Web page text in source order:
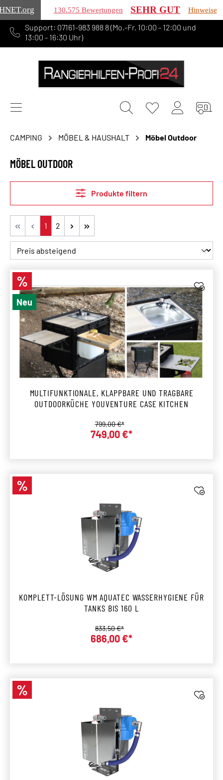
.org 130.575 Bewertungen SEHR GUT Hinweise
springen
Support: 07161-983 988 8 (Mo.-Fr. 10:00 - 12:00 und
13:00 - 16:30 Uhr)
CAMPING MÖBEL & HAUSHALT Möbel Outdoor
MÖBEL OUTDOOR
Produkte filtern
Seite
1 Seite
2
Rabatt
%
Neu
MULTIFUNKTIONALE, KLAPPBARE UND TRAGBARE
OUTDOORKÜCHE YOUVENTURE CASE KITCHEN
Verkaufspreis:
749,00 €*
Regulärer Preis:
799,00 €*
Rabatt
%
KOMPLETT-LÖSUNG WM AQUATEC WASSERHYGIENE FÜR
TANKS BIS 160 L
Verkaufspreis:
686,00 €*
Regulärer Preis:
833,50 €*
Rabatt
%